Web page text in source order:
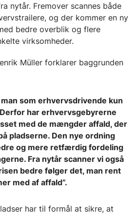
nytår. Fremover scannes både
og der kommer en ny
bedre overblik og flere
virksomheder.
Müller forklarer baggrunden
som erhvervsdrivende kun
har erhvervsgebyrerne
med de mængder affald, der
pladserne. Den nye ordning
og mere retfærdig fordeling
Fra nytår scanner vi også
bedre følger det, man rent
med af affald”.
har til formål at sikre, at